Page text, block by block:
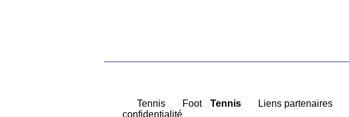
Tennis Foot Tennis Liens partenaires
confidentialité